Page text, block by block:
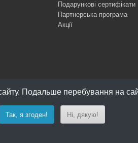
Подарункові сертифікати
Партнерська програма
Акції
Подальше перебування на
Так, я згоден! Ні, дякую!